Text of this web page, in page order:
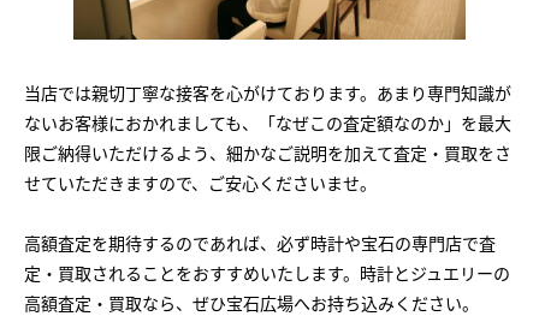
当店では親切丁寧な接客を心がけております。あまり専門知識が
ないお客様におかれましても、「なぜこの査定額なのか」を最大
限ご納得いただけるよう、細かなご説明を加えて査定・買取をさ
せていただきますので、ご安心くださいませ。
高額査定を期待するのであれば、必ず時計や宝石の専門店で査
定・買取されることをおすすめいたします。時計とジュエリーの
高額査定・買取なら、ぜひ宝石広場へお持ち込みください。